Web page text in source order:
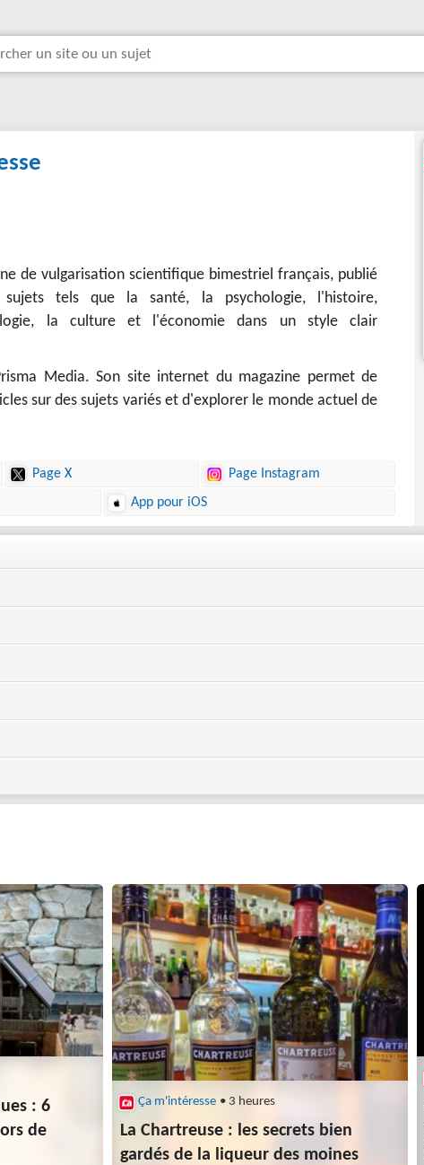
de vulgarisation scientifique bimestriel français, publié
tels que la santé, la psychologie, l'histoire,
la culture et l'économie dans un style clair
Media. Son site internet du magazine permet de
sur des sujets variés et d'explorer le monde actuel de
Page X
Page Instagram
App pour iOS
: 6
de
Ça m'intéresse • 3 heures
La Chartreuse : les secrets bien
gardés de la liqueur des moines